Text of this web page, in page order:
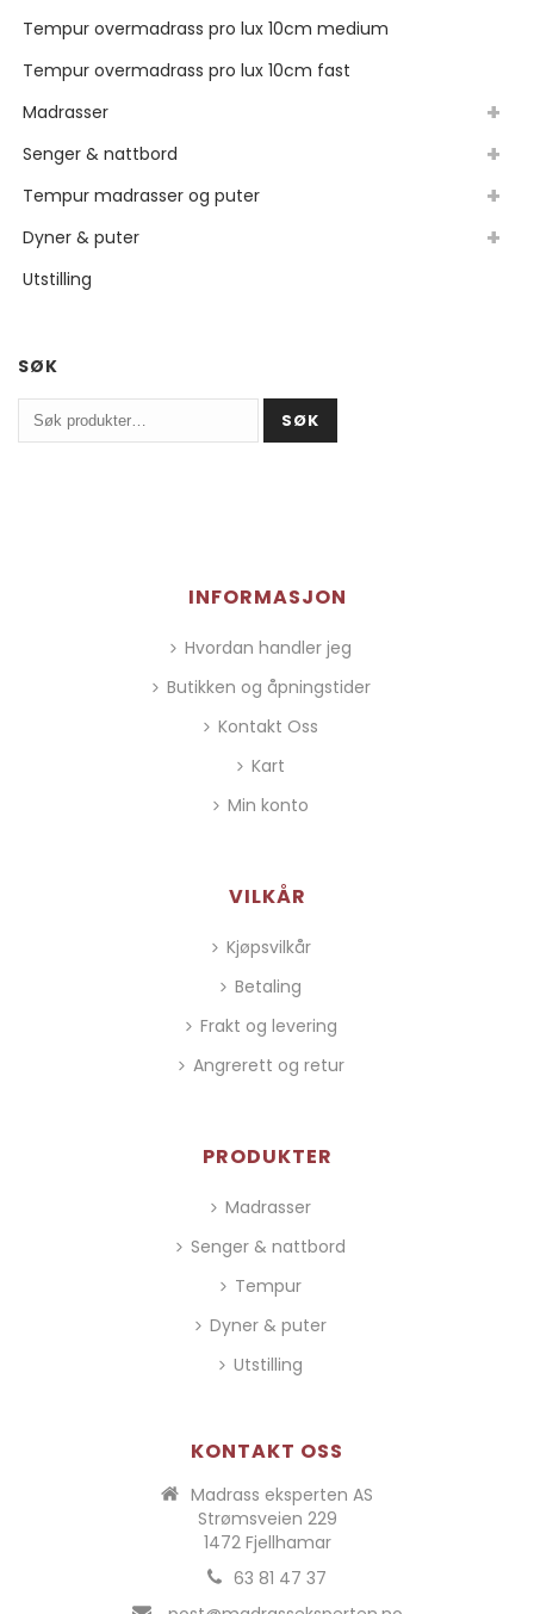
Tempur overmadrass pro lux 10cm medium
Tempur overmadrass pro lux 10cm fast
Madrasser
Senger & nattbord
Tempur madrasser og puter
Dyner & puter
Utstilling
SØK
Søk
etter:
SØK
INFORMASJON
Hvordan handler jeg
Butikken og åpningstider
Kontakt Oss
Kart
Min konto
VILKÅR
Kjøpsvilkår
Betaling
Frakt og levering
Angrerett og retur
PRODUKTER
Madrasser
Senger & nattbord
Tempur
Dyner & puter
Utstilling
KONTAKT OSS
Madrass eksperten AS
Strømsveien 229
1472 Fjellhamar
63 81 47 37